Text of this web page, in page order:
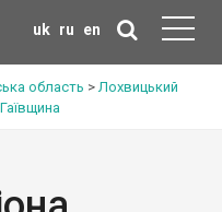
uk ru en
область >Лохвицький